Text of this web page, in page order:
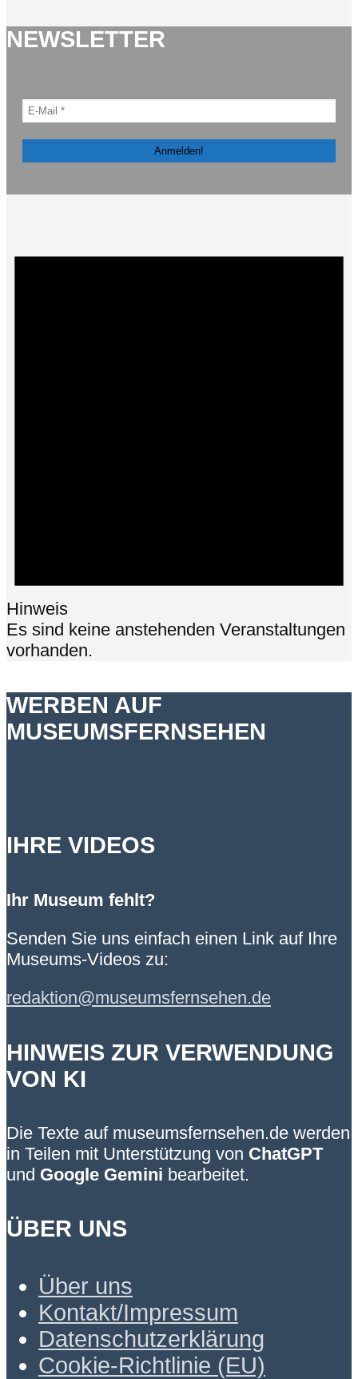
NEWSLETTER
Hinweis
Es sind keine anstehenden Veranstaltungen
vorhanden.
WERBEN AUF
MUSEUMSFERNSEHEN
IHRE VIDEOS
Ihr Museum fehlt?
Senden Sie uns einfach einen Link auf Ihre
Museums-Videos zu:
redaktion@museumsfernsehen.de
HINWEIS ZUR VERWENDUNG
VON KI
Die Texte auf museumsfernsehen.de werden
in Teilen mit Unterstützung von ChatGPT
und Google Gemini bearbeitet.
ÜBER UNS
Über uns
Kontakt/Impressum
Datenschutzerklärung
Cookie-Richtlinie (EU)